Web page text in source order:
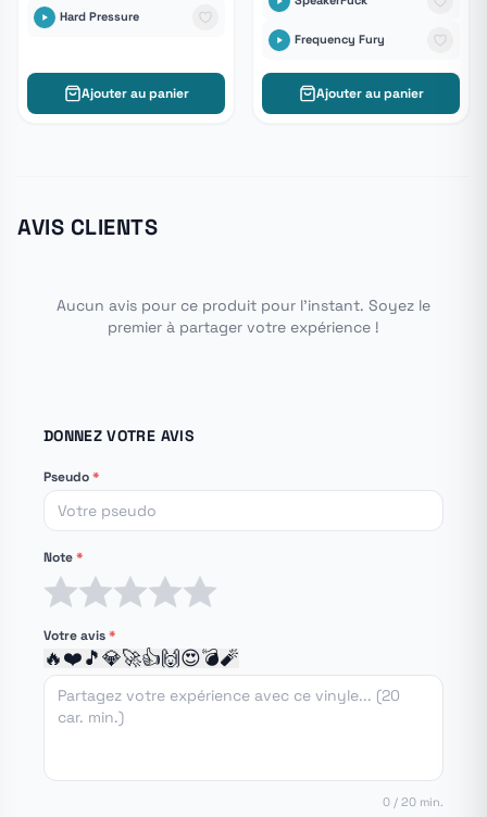
Hard Pressure
Ajouter au panier
Frequency Fury
Ajouter au panier
AVIS CLIENTS
Aucun avis pour ce produit pour l'instant. Soyez le
premier à partager votre expérience !
DONNEZ VOTRE AVIS
Pseudo*
Note*
Votre avis*
🔥❤️🎵💎🚀👍🙌😍💣🧨
0 / 20 min.